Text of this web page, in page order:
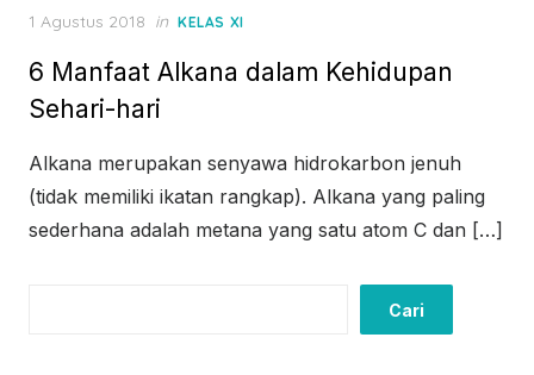
Posted
1 Agustus 2018 in KELAS XI
6 Manfaat Alkana dalam Kehidupan
Sehari-hari
Alkana merupakan senyawa hidrokarbon jenuh
(tidak memiliki ikatan rangkap). Alkana yang paling
sederhana adalah metana yang satu atom C dan […]
Cari